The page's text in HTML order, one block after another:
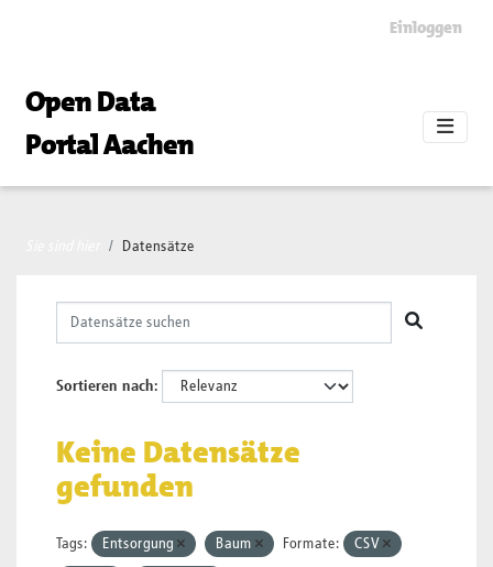
Einloggen
Open Data
Portal Aachen
Datensätze
Sortieren nach
Keine Datensätze
gefunden
Tags: Entsorgung Baum Formate: CSV